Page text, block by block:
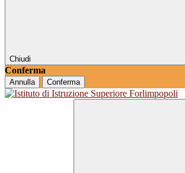
Chiudi
Conferma
Annulla Conferma